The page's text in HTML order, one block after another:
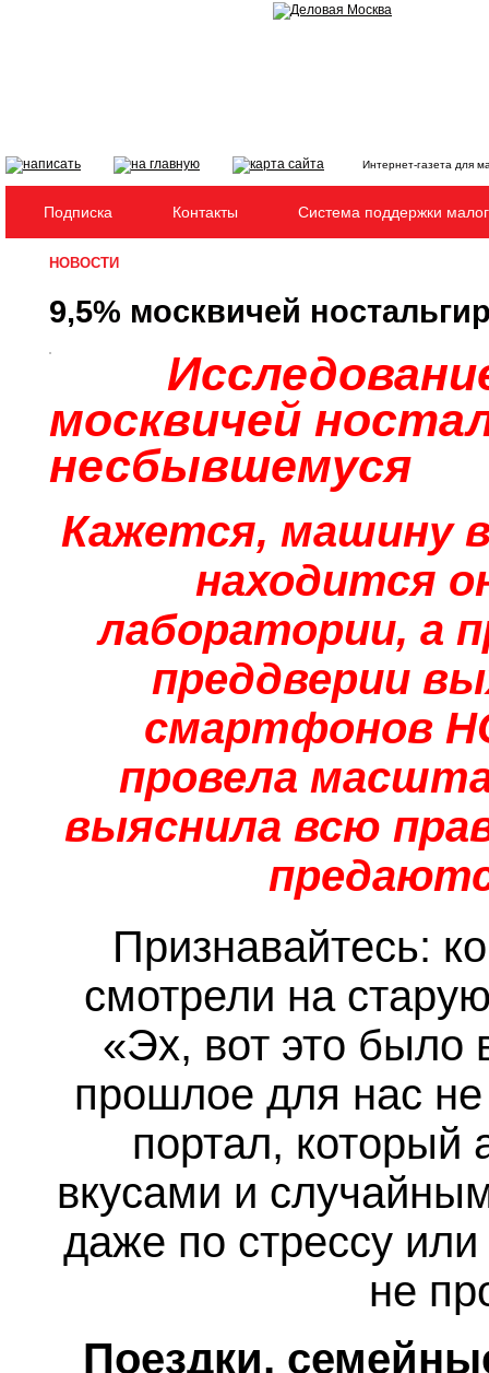
Интернет-газета для
Подписка Контакты Система поддержки
НОВОСТИ
9,5% москвичей
москвичей
несбывшемуся
Кажется, машину
находится
лаборатории, а
преддверии
смартфонов
провела
выяснила всю
Признавайтесь:
смотрели на
«Эх, вот это было
прошлое для нас
портал, который
вкусами и
даже по стрессу
не
Поездки,